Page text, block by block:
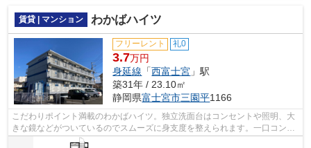
賃貸 | マンション わかばハイツ
フリーレント 礼0
3.7万円
身延線 「西富士宮 」駅
築31年 / 23.10㎡
静岡県富士宮市三園平1166
こだわりポイント満載のわかばハイツ。独立洗面台はコンセントや照明、大
きな鏡などがついているのでスムーズに身支度を整えられます。一口コンロ
が付いている物件です。火が出ない電...